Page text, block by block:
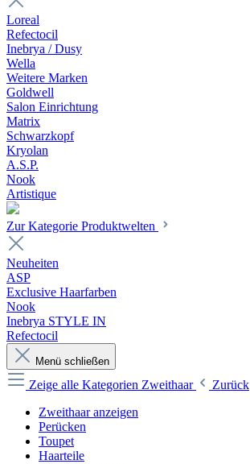
Loreal
Refectocil
Inebrya / Dusy
Wella
Weitere Marken
Goldwell
Salon Einrichtung
Matrix
Schwarzkopf
Kryolan
A.S.P.
Nook
Artistique
Zur Kategorie Produktwelten
Neuheiten
ASP
Exclusive Haarfarben
Nook
Inebrya STYLE IN
Refectocil
Menü schließen
Zeige alle Kategorien Zweithaar
Zurück
Zweithaar anzeigen
Perücken
Toupet
Haarteile